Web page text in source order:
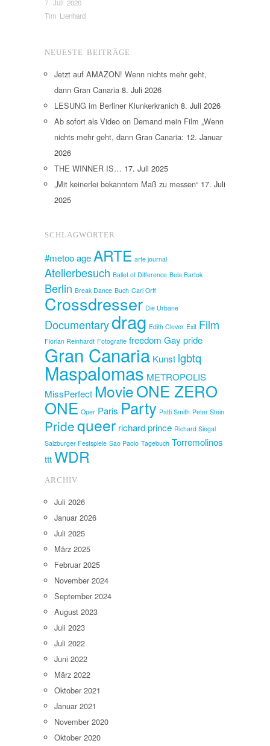
7. Juli 2020
Tim Lienhard
NEUESTE BEITRÄGE
Jetzt auf AMAZON! Wenn nichts mehr geht,
dann Gran Canaria 8. Juli 2026
LESUNG im Berliner Klunkerkranich 8. Juli 2026
Ab sofort als Video on Demand mein Film „Wenn
nichts mehr geht, dann Gran Canaria: 12. Januar
2026
THE WINNER IS… 17. Juli 2025
„Mit keinerlei bekanntem Maß zu messen“ 17. Juli
2025
SCHLAGWÖRTER
#metooage ARTE arte journal
Atelierbesuch Ballet of Difference Bela Bartok
Berlin Break Dance Buch Carl Orff
Crossdresser Die Urbane
Documentarydrag Edith Clever Exit Film
Florian Reinhardt Fotografie freedom Gay pride
Gran Canaria Kunst lgbtq
Maspalomas METROPOLIS
MissPerfect MovieONE ZERO
ONE Oper Paris Party Patti Smith Peter Stein
Pridequeer richard prince Richard Siegal
Salzburger Festspiele Sao Paolo Tagebuch Torremolinos
tttWDR
ARCHIV
Juli 2026
Januar 2026
Juli 2025
März 2025
Februar 2025
November 2024
September 2024
August 2023
Juli 2023
Juli 2022
Juni 2022
März 2022
Oktober 2021
Januar 2021
November 2020
Oktober 2020